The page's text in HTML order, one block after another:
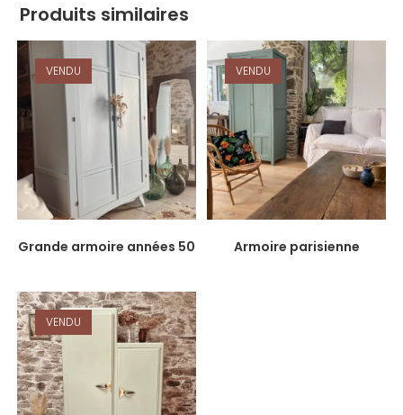
Produits similaires
VENDU
Grande armoire années 50
VENDU
Armoire parisienne
VENDU